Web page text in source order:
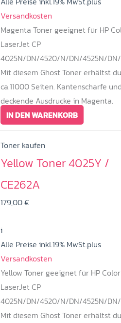
Versandkosten
Magenta Toner geeignet für HP
LaserJet CP
4025N/DN/4520/N/DN/4525N/
Mit diesem Ghost Toner erhältst
ca.11000 Seiten. Kantenscharfe
deckende Ausdrucke in Magenta.
IN DEN WARENKORB
Toner kaufen
Yellow Toner 4025Y /
CE262A
179,00€
i
Alle Preise inkl.19% MwSt.plus
Versandkosten
Yellow Toner geeignet für HP Color
LaserJet CP
4025N/DN/4520/N/DN/4525N/
Mit diesem Ghost Toner erhältst